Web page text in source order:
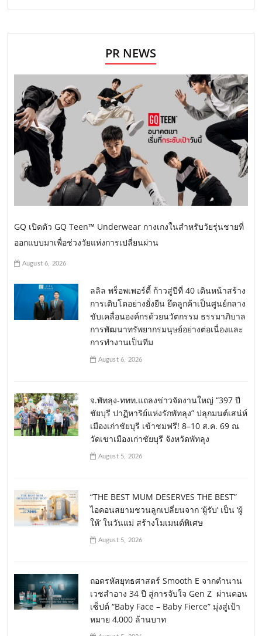
PR NEWS
GQ เปิดตัว GQ Teen™ Underwear กางเกงในสำหรับวัยรุ่นชายที่
ออกแบบมาเพื่อช่วงวัยแห่งการเปลี่ยนผ่าน
August 6, 2026
ลลิล พร็อพเพอร์ตี้ ก้าวสู่ปีที่ 40 เดินหน้าสร้าง
การเติบโตอย่างยั่งยืน ยึดลูกค้าเป็นศูนย์กลาง
ขับเคลื่อนองค์กรด้วยนวัตกรรม ธรรมาภิบาล
การพัฒนาทรัพยากรมนุษย์อย่างต่อเนื่องและ
การทำงานเป็นทีม
August 6, 2026
จ.พัทลุง-ททท.แถลงข่าวจัดงานใหญ่ “397 ปี
ชัยบุรี ปาฏิหาริย์แห่งรักพัทลุง” ปลุกมนต์เสน่ห์
เมืองเก่าชัยบุรี เข้าชมฟรี! 8–10 ส.ค. 69 ณ
วัดเขาเมืองเก่าชัยบุรี จังหวัดพัทลุง
August 5, 2026
“THE BEST MUM DESERVES THE BEST”
ไอคอนสยามชวนลูกเปลี่ยนจาก ‘ผู้รับ’ เป็น ‘ผู้
ให้’ ในวันแม่ สร้างโมเมนต์พิเศษ
August 5, 2026
ถอดรหัสยุทธศาสตร์ Smooth E จากตำนาน
เวชสำอาง 34 ปี สู่การจับใจ Gen Z ผ่านคอน
เซ็ปต์ “Baby Face – Baby Fierce” มุ่งสู่เป้า
หมาย 4,000 ล้านบาท